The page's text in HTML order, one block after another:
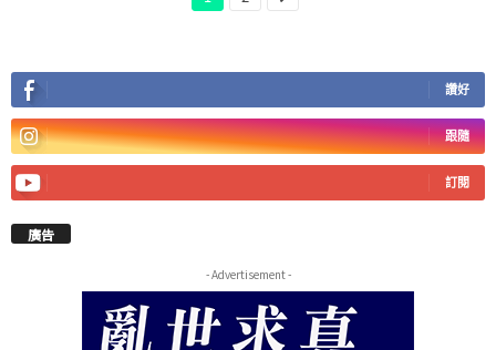
讚好
跟隨
訂閱
廣告
- Advertisement -